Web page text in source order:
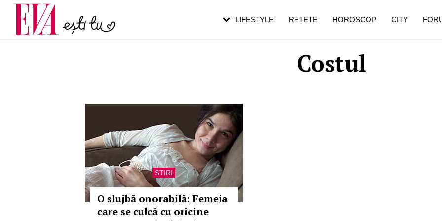
Costul
STIRI
O slujbă onorabilă: Femeia
care se culcă cu oricine
LIFESTYLE RETETE HOROSCOP CITY
Carieră
Actualitate
pe măsură ce înaintezi în vârstă